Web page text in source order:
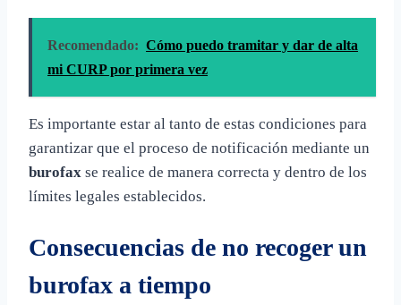
Recomendado: Cómo puedo tramitar y dar de alta
mi CURP por primera vez
Es importante estar al tanto de estas condiciones para
garantizar que el proceso de notificación mediante un
burofax se realice de manera correcta y dentro de los
límites legales establecidos.
Consecuencias de no recoger un
burofax a tiempo